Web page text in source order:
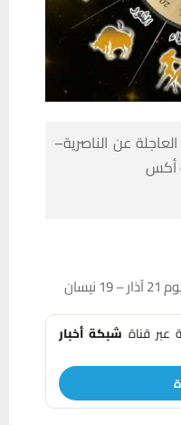
عن الناصرية–
أكس
عبر قناة شبكة أخبار